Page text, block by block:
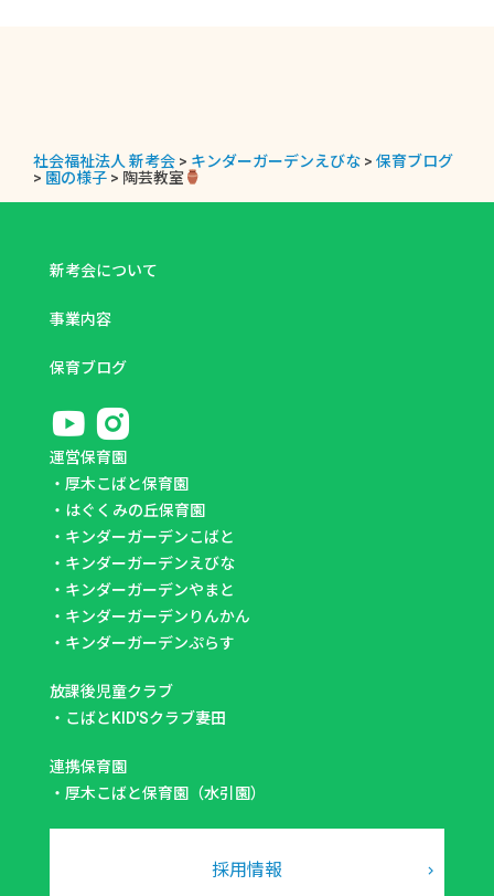
社会福祉法人 新考会 > キンダーガーデンえびな > 保育ブログ
> 園の様子 > 陶芸教室
新考会について
事業内容
保育ブログ
運営保育園
・ 厚木こばと保育園
・ はぐくみの丘保育園
・ キンダーガーデンこばと
・ キンダーガーデンえびな
・ キンダーガーデンやまと
・ キンダーガーデンりんかん
・ キンダーガーデンぷらす
放課後児童クラブ
・ こばとKID'Sクラブ妻田
連携保育園
・ 厚木こばと保育園（水引園）
採用情報